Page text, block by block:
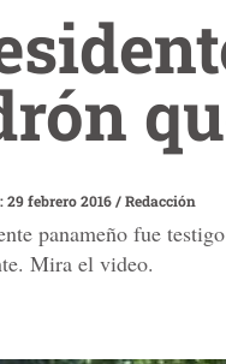
29 febrero 2016/Redacción
panameño fue
Mira el video.